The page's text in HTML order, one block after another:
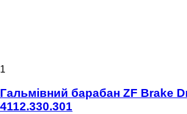
1
Гальмівний барабан ZF Brake
4112.330.301